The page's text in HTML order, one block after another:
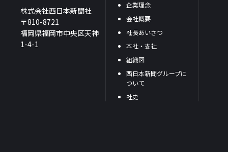
株式会社西日本新聞社
〒810-8721
福岡県福岡市中央区天神
1-4-1
企業理念
会社概要
社長あいさつ
本社・支社
組織図
西日本新聞グループに
ついて
社史